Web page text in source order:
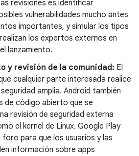
revisiones es identificar
vulnerabilidades mucho antes
importantes, y simular los tipos
los expertos externos en
lanzamiento.
y revisión de la comunidad: El
cualquier parte interesada realice
amplia. Android también
de código abierto que se
revisión de seguridad externa
el kernel de Linux. Google Play
para que los usuarios y las
información sobre apps